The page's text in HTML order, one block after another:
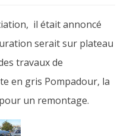
il était annoncé
serait sur plateau
travaux de
en gris Pompadour, la
un remontage.